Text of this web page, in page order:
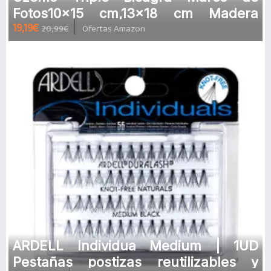
Fotos10x15 cm,13x18 cm Madera
Marco para Retrato Varias Fotos
Marco mu
19,19€ 20,99€ Ofertas Amazon
ARDELL Individua Medium | 1UD
Pestañas postizas reutilizables y